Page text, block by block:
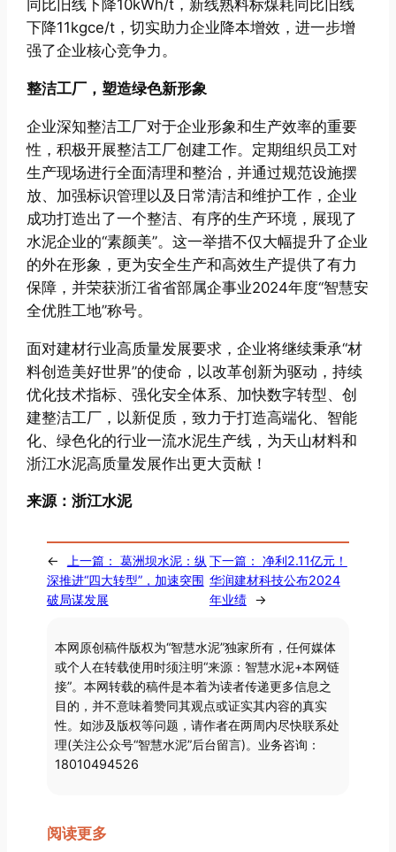
同比旧线下降10kWh/t，新线熟料标煤耗同比旧线
下降11kgce/t，切实助力企业降本增效，进一步增
强了企业核心竞争力。
整洁工厂，塑造绿色新形象
企业深知整洁工厂对于企业形象和生产效率的重要
性，积极开展整洁工厂创建工作。定期组织员工对
生产现场进行全面清理和整治，并通过规范设施摆
放、加强标识管理以及日常清洁和维护工作，企业
成功打造出了一个整洁、有序的生产环境，展现了
水泥企业的“素颜美”。这一举措不仅大幅提升了企业
的外在形象，更为安全生产和高效生产提供了有力
保障，并荣获浙江省省部属企事业2024年度“智慧安
全优胜工地”称号。
面对建材行业高质量发展要求，企业将继续秉承“材
料创造美好世界”的使命，以改革创新为驱动，持续
优化技术指标、强化安全体系、加快数字转型、创
建整洁工厂，以新促质，致力于打造高端化、智能
化、绿色化的行业一流水泥生产线，为天山材料和
浙江水泥高质量发展作出更大贡献！
来源：浙江水泥
← 上一篇： 葛洲坝水泥：纵
深推进“四大转型”，加速突围
破局谋发展
下一篇： 净利2.11亿元！
华润建材科技公布2024
年业绩 →
本网原创稿件版权为“智慧水泥”独家所有，任何媒体
或个人在转载使用时须注明“来源：智慧水泥+本网链
接”。本网转载的稿件是本着为读者传递更多信息之
目的，并不意味着赞同其观点或证实其内容的真实
性。如涉及版权等问题，请作者在两周内尽快联系处
理(关注公众号“智慧水泥”后台留言)。业务咨询：
18010494526
阅读更多